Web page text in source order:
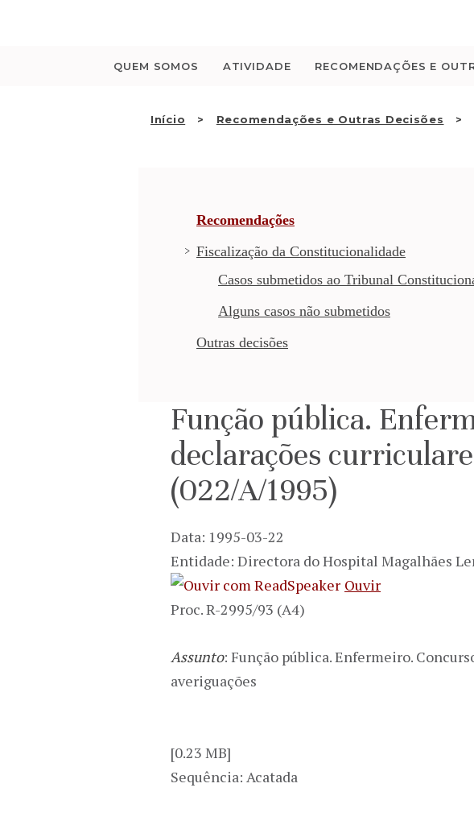
QUEM SOMOS ATIVIDADE RECOMENDAÇÕES E
Início Recomendações e Outras Decisões
QUEM
Recomendações
Fiscalização da Constitucionalidade
Casos submetidos ao Tribunal
Alguns casos não submetidos
Outras decisões
Função pública.
declarações
(022/A/1995)
Data: 1995-03-22
Entidade: Directora do Hospital Magalhães
Ouvir
Proc. R-2995/93 (A4)
Assunto: Função pública. Enfermeiro.
averiguações
[0.23 MB]
Sequência: Acatada